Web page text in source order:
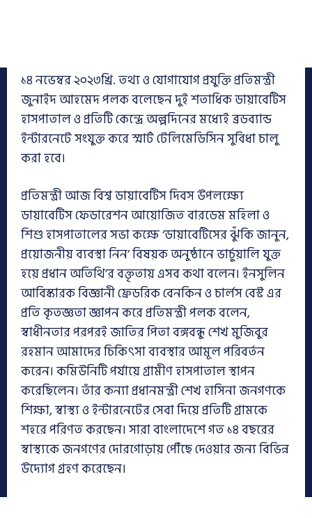
১৪ নভেম্বর ২০২৩খ্রি. তথ্য ও যোগাযোগ প্রযুক্তি প্রতিমন্ত্রী
জুনাইদ আহমেদ পলক বলেছেন দুই শতাধিক ডায়াবেটিস
হাসপাতাল ও প্রতিটি কেন্দ্রে অল্পদিনের মধ্যেই ব্রডব্যান্ড
ইন্টারনেটে সংযুক্ত করে স্মার্ট টেলিমেডিসিন সুবিধা চালু
করা হবে।
প্রতিমন্ত্রী আজ বিশ্ব ডায়াবেটিস দিবস উপলক্ষ্যে
ডায়াবেটিস ফেডারেশন আয়োজিত বারডেম মহিলা ও
শিশু হাসপাতালের সভা কক্ষে ‘ডায়াবেটিসের ঝুঁকি জানুন,
প্রয়োজনীয় ব্যবস্থা নিন’ বিষয়ক অনুষ্ঠানে ভার্চুয়ালি যুক্ত
হয়ে প্রধান অতিথি’র বক্তৃতায় এসব কথা বলেন। ইনসুলিন
আবিস্কারক বিজ্ঞানী ফ্রেডরিক বেনকিন ও চার্লস বেস্ট এর
প্রতি কৃতজ্ঞতা জ্ঞাপন করে প্রতিমন্ত্রী পলক বলেন,
স্বাধীনতার পরপরই জাতির পিতা বঙ্গবন্ধু শেখ মুজিবুর
রহমান আমাদের চিকিৎসা ব্যবস্থার আমূল পরিবর্তন
করেন। কমিউনিটি পর্যায়ে গ্রামীণ হাসপাতাল স্থাপন
করেছিলেন। তাঁর কন্যা প্রধানমন্ত্রী শেখ হাসিনা জনগণকে
শিক্ষা, স্বাস্থ্য ও ইন্টারনেটের সেবা দিয়ে প্রতিটি গ্রামকে
শহরে পরিণত করছেন। সারা বাংলাদেশে গত ১৪ বছরের
স্বাস্থ্যকে জনগণের দোরগোড়ায় পৌঁছে দেওয়ার জন্য বিভিন্ন
উদ্যোগ গ্রহণ করেছেন।